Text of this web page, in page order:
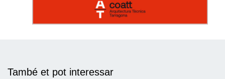
També et pot interessar